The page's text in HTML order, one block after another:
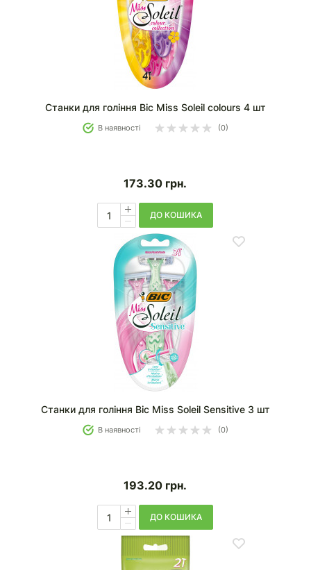
Станки для гоління Bic Miss Soleil colours 4 шт
В наявності (0)
173.30 грн.
ДО КОШИКА
Станки для гоління Bic Miss Soleil Sensitive 3 шт
В наявності (0)
193.20 грн.
ДО КОШИКА